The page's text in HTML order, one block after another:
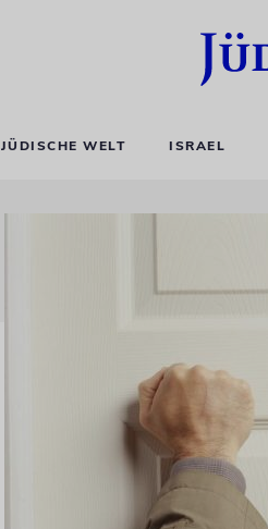
JÜDISCHE WELT ISRAEL